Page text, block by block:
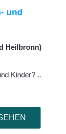
und
Heilbronn)
Kinder? ..